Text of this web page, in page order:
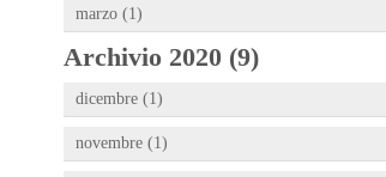
marzo (1)
Archivio 2020 (9)
dicembre (1)
novembre (1)